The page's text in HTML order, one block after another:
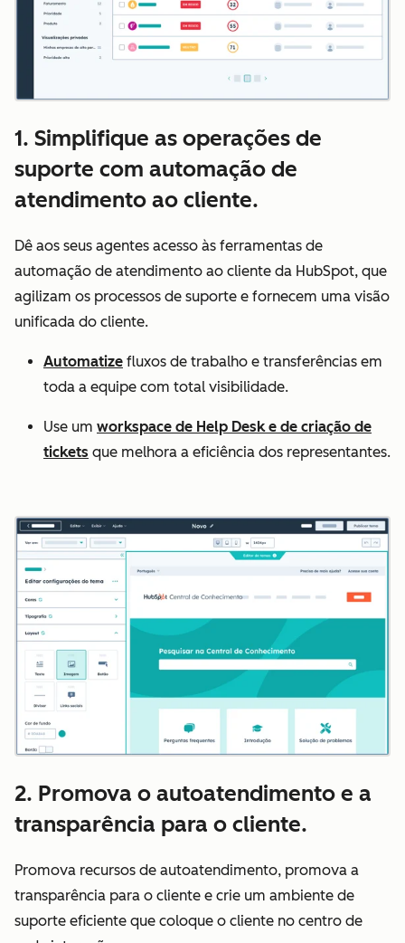
1. Simplifique as operações de
suporte com automação de
atendimento ao cliente.
Dê aos seus agentes acesso às ferramentas de
automação de atendimento ao cliente da HubSpot, que
agilizam os processos de suporte e fornecem uma visão
unificada do cliente.
Automatize fluxos de trabalho e transferências em
toda a equipe com total visibilidade.
Use um workspace de Help Desk e de criação de
tickets que melhora a eficiência dos representantes.
2. Promova o autoatendimento e a
transparência para o cliente.
Promova recursos de autoatendimento, promova a
transparência para o cliente e crie um ambiente de
suporte eficiente que coloque o cliente no centro de